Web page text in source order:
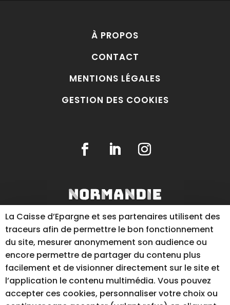
À PROPOS
CONTACT
MENTIONS LÉGALES
GESTION DES COOKIES
RÉALISATION DU SITE INTERNET
La Caisse d’Epargne et ses partenaires utilisent des
traceurs afin de permettre le bon fonctionnement
du site, mesurer anonymement son audience ou
encore permettre de partager du contenu plus
facilement et de visionner directement sur le site et
l’application le contenu multimédia. Vous pouvez
accepter ces cookies, personnaliser votre choix ou